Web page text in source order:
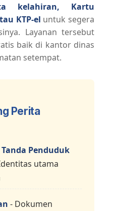
kelahiran, Kartu
KTP-el untuk segera
Layanan tersebut
baik di kantor dinas
setempat.
Perita
Penduduk
utama
- Dokumen